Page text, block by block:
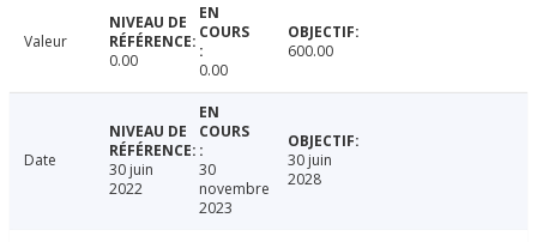
Valeur
0.00
0.00
600.00
Date
30 juin
2022
30
novembre
2023
30 juin
2028